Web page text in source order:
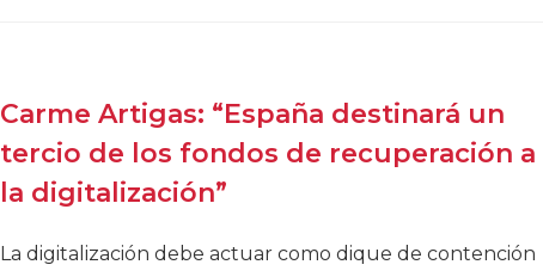
Carme Artigas: “España destinará un
tercio de los fondos de recuperación a
la digitalización”
La digitalización debe actuar como dique de contención